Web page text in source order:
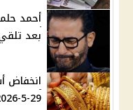
أحمد
بعد تلقي
انخفاض
29-5-2026.. وعيار 21 يسجل 6760 جنيهًا